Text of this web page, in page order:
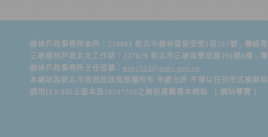
:::
樹林戶政事務所本所：238001 新北市樹林區保安街1段285號 , 聯絡
三峽樹林戶政北大工作站：237020 新北市三峽區學成路396號4樓 ,
樹林戶政事務所主任信箱： ntpc512@ntpc.gov.tw
本網站為新北市政府民政局版權所有 未經允許 不得以任何形式複製
請用IE8.0以上版本及1024*768之解析度觀看本網站 [
網站導覽